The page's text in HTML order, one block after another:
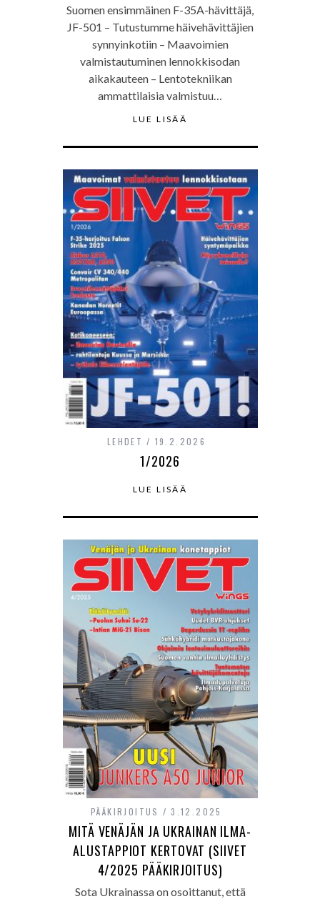
Suomen ensimmäinen F-35A-hävittäjä,
JF-501 – Tutustumme häivehävittäjien
synnyinkotiin – Maavoimien
valmistautuminen lennokkisodan
aikakauteen – Lentotekniikan
ammattilaisia valmistuu…
LUE LISÄÄ
LEHDET 19.2.2026
1/2026
LUE LISÄÄ
PÄÄKIRJOITUS 3.12.2025
MITÄ VENÄJÄN JA UKRAINAN ILMA-
ALUSTAPPIOT KERTOVAT (SIIVET
4/2025 PÄÄKIRJOITUS)
Sota Ukrainassa on osoittanut, että